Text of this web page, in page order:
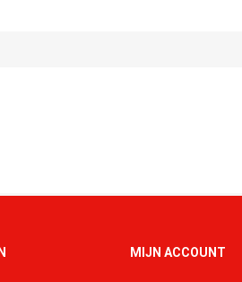
MIJN ACCOUNT